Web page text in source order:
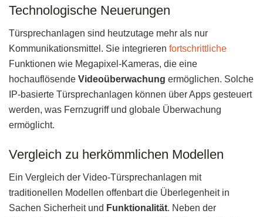
Technologische Neuerungen
Türsprechanlagen sind heutzutage mehr als nur
Kommunikationsmittel. Sie integrieren fortschrittliche
Funktionen wie Megapixel-Kameras, die eine
hochauflösende Videoüberwachung ermöglichen. Solche
IP-basierte Türsprechanlagen können über Apps gesteuert
werden, was Fernzugriff und globale Überwachung
ermöglicht.
Vergleich zu herkömmlichen Modellen
Ein Vergleich der Video-Türsprechanlagen mit
traditionellen Modellen offenbart die Überlegenheit in
Sachen Sicherheit und Funktionalität. Neben der